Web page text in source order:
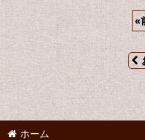
«
ホーム